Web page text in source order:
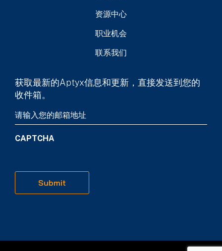
资源中心
职业机会
联系我们
获取最新的Aptyx信息和更新，直接发送到您的
收件箱。
Email
(Required)
CAPTCHA